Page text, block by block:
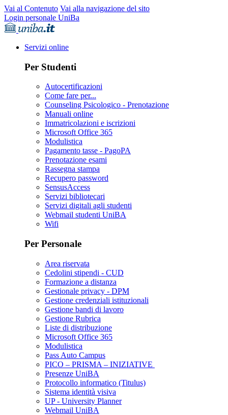
Vai al Contenuto Vai alla navigazione del sito
Login personale UniBa
Servizi online
Per Studenti
Autocertificazioni
Come fare per...
Counseling Psicologico - Prenotazione
Manuali online
Immatricolazioni e iscrizioni
Microsoft Office 365
Modulistica
Pagamento tasse - PagoPA
Prenotazione esami
Rassegna stampa
Recupero password
SensusAccess
Servizi bibliotecari
Servizi digitali agli studenti
Webmail studenti UniBA
Wifi
Per Personale
Area riservata
Cedolini stipendi - CUD
Formazione a distanza
Gestionale privacy - DPM
Gestione credenziali istituzionali
Gestione bandi di lavoro
Gestione Rubrica
Liste di distribuzione
Microsoft Office 365
Modulistica
Pass Auto Campus
PICO – PRISMA – INIZIATIVE
Presenze UniBA
Protocollo informatico (Titulus)
Sistema identità visiva
UP - University Planner
Webmail UniBA